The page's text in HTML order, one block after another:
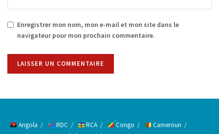
Enregistrer mon nom, mon e-mail et mon site dans le
navigateur pour mon prochain commentaire.
Angola RDC RCA Congo
Cameroun